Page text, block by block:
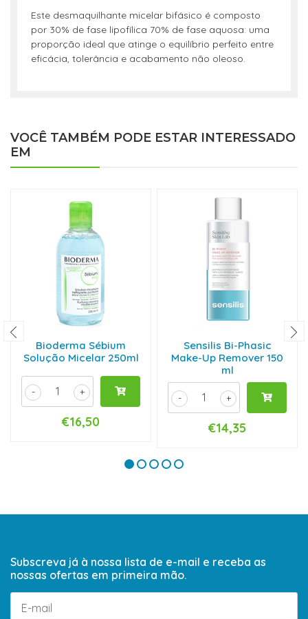
Este desmaquilhante micelar bifásico é composto
por 30% de fase lipofílica 70% de fase aquosa: uma
proporção ideal que atinge o equilíbrio perfeito entre
eficácia, tolerância e acabamento não oleoso.
VOCÊ TAMBÉM PODE ESTAR INTERESSADO
EM
Bioderma Sébium
Solução Micelar 250ml
+
-
€16,50
Sensilis Bi-Phasic
Make-Up Remover 150
ml
+
-
€14,35
Subscreva já à nossa lista de e-mail e receba as
nossas ofertas em primeira mão.